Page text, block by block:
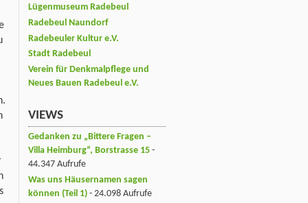
Lügenmuseum Radebeul
Radebeul Naundorf
Radebeuler Kultur e.V.
Stadt Radebeul
Verein für Denkmalpflege und
Neues Bauen Radebeul e.V.
VIEWS
Gedanken zu „Bittere Fragen –
Villa Heimburg“, Borstrasse 15 -
44.347 Aufrufe
Was uns Häusernamen sagen
können (Teil 1) - 24.098 Aufrufe